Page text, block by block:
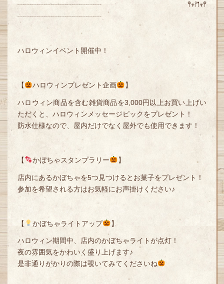
┈┈┈┈┈┈┈┈┈┈┈┈ 𖤣𖥧𖥣𖡡𖥧𖤣
┈┈┈┈┈┈┈┈┈┈┈┈
ハロウィンイベント開催中！
【 ハロウィンプレゼント企画 】
ハロウィン商品を含む雑貨商品を3,000円以上お買い上げい
ただくと、ハロウィンメッセージピックをプレゼント！
防水仕様なので、屋内だけでなく屋外でも使用できます！
【 かぼちゃスタンプラリー 】
店内にあるかぼちゃを5つ見つけるとお菓子をプレゼント！
参加を希望される方はお気軽にお声掛けください♪
【 かぼちゃライトアップ 】
ハロウィン期間中、店内のかぼちゃライトが点灯！
夜の雰囲気をかわいく盛り上げます♪
是非通りがかりの際は覗いてみてくださいね